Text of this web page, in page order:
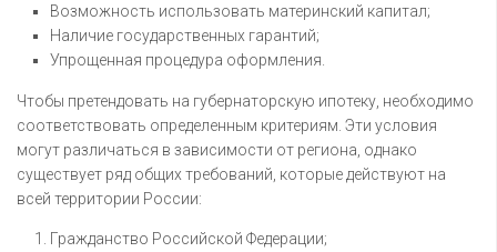
Возможность использовать материнский капитал;
Наличие государственных гарантий;
Упрощенная процедура оформления.
Чтобы претендовать на губернаторскую ипотеку, необходимо
соответствовать определенным критериям. Эти условия
могут различаться в зависимости от региона, однако
существует ряд общих требований, которые действуют на
всей территории России:
Гражданство Российской Федерации;